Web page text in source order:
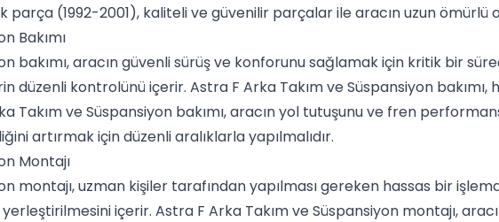
parça (1992-2001), kaliteli ve güvenilir parçalar ile aracın uzun ömürlü
Bakımı
bakımı, aracın güvenli sürüş ve konforunu sağlamak için kritik bir
kontrolünü içerir. Astra F Arka Takım ve Süspansiyon bakımı,
Takım ve Süspansiyon bakımı, aracın yol tutuşunu ve fren
artırmak için düzenli aralıklarla yapılmalıdır.
Montajı
montajı, uzman kişiler tarafından yapılması gereken hassas bir
içerir. Astra F Arka Takım ve Süspansiyon montajı,